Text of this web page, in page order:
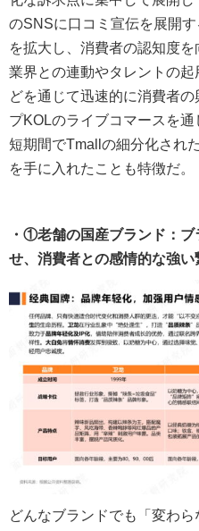
のSNSに口コミ宣伝を展開
を拡大し、消費者の認知度
業界との連動やタレントの
どを通じて迅速的に消費者
プKOLのライブコマースを通
短期間でTmallの細分化され
を手に入れたことも特徴だ。
・①老舗の国産ブランド：
せ、消費者との感情的な強い
どんなブランドでも「変わ